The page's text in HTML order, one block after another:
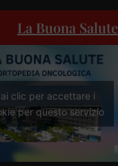
La Buona Salute
clic per accettare i
per questo servizio